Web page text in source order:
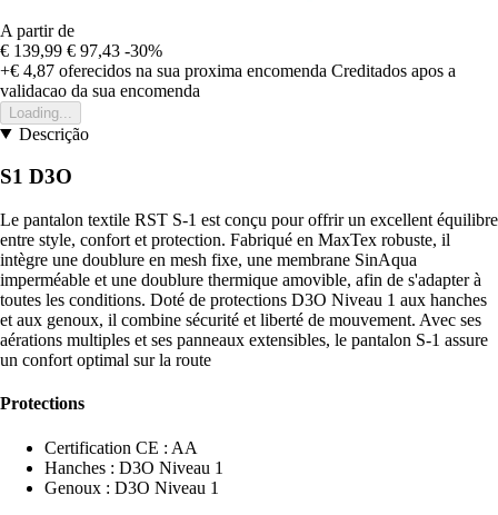
A partir de
€ 139,99 € 97,43 -30%
+€ 4,87 oferecidos na sua proxima encomenda Creditados apos a
validacao da sua encomenda
Loading...
Descrição
S1 D3O
Le pantalon textile RST S-1 est conçu pour offrir un excellent équilibre
entre style, confort et protection. Fabriqué en MaxTex robuste, il
intègre une doublure en mesh fixe, une membrane SinAqua
imperméable et une doublure thermique amovible, afin de s'adapter à
toutes les conditions. Doté de protections D3O Niveau 1 aux hanches
et aux genoux, il combine sécurité et liberté de mouvement. Avec ses
aérations multiples et ses panneaux extensibles, le pantalon S-1 assure
un confort optimal sur la route
Protections
Certification CE : AA
Hanches : D3O Niveau 1
Genoux : D3O Niveau 1